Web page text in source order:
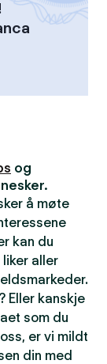
og
å møte
kan du
aller
Eller kanskje
som du
er vi mildt
din med